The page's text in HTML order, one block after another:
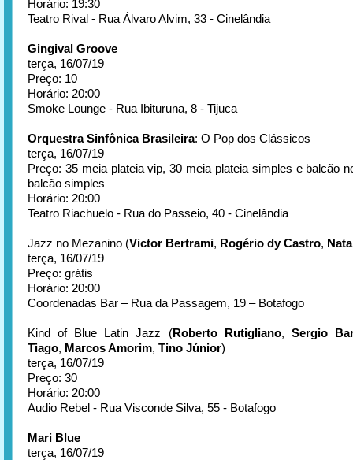
Horário: 19:30
Teatro Rival - Rua Álvaro Alvim, 33 - Cinelândia
Gingival Groove
terça, 16/07/19
Preço: 10
Horário: 20:00
Smoke Lounge - Rua Ibituruna, 8 - Tijuca
Orquestra Sinfônica Brasileira: O Pop dos Clássicos
terça, 16/07/19
Preço: 35 meia plateia vip, 30 meia plateia simples e balcão
balcão simples
Horário: 20:00
Teatro Riachuelo - Rua do Passeio, 40 - Cinelândia
Jazz no Mezanino (Victor Bertrami, Rogério dy Castro,
terça, 16/07/19
Preço: grátis
Horário: 20:00
Coordenadas Bar – Rua da Passagem, 19 – Botafogo
Kind of Blue Latin Jazz (Roberto Rutigliano, Sergio
Tiago, Marcos Amorim, Tino Júnior)
terça, 16/07/19
Preço: 30
Horário: 20:00
Audio Rebel - Rua Visconde Silva, 55 - Botafogo
Mari Blue
terça, 16/07/19